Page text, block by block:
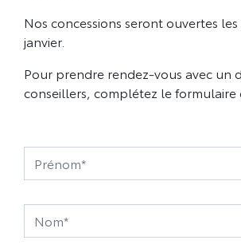
Nos concessions seront ouvertes
janvier.
Pour prendre rendez-vous avec un
conseillers, complétez le formulaire